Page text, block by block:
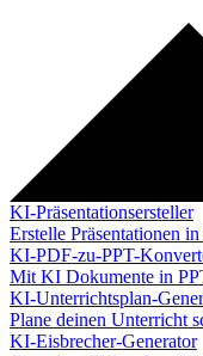
KI-Präsentationsersteller
Erstelle Präsentationen
KI-PDF-zu-PPT-
Mit KI Dokumente in
KI-Unterrichtsplan-
Plane deinen Unterricht
KI-Eisbrecher-Generator